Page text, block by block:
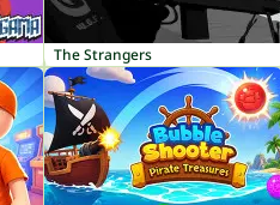
The Strangers